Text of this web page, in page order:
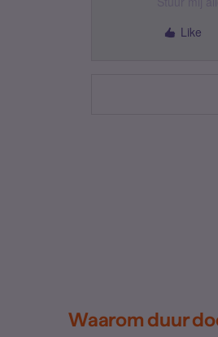
Like
Waarom duur